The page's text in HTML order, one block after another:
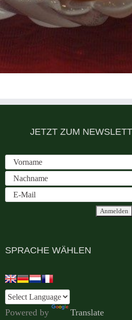
JETZT ZUM
SPRACHE WÄHLEN
Powered by Translate